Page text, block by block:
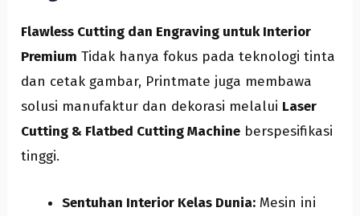
Flawless Cutting dan Engraving untuk Interior
Premium Tidak hanya fokus pada teknologi tinta
dan cetak gambar, Printmate juga membawa
solusi manufaktur dan dekorasi melalui Laser
Cutting & Flatbed Cutting Machine berspesifikasi
tinggi.
Sentuhan Interior Kelas Dunia: Mesin ini